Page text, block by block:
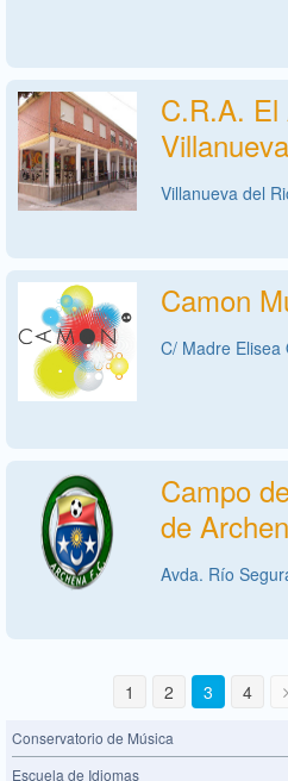
C.R.A.
Villanueva del
Camon
C/ Madre Elisea
Campo
de
Avda. Río
1 2 3 4
Conservatorio de Música
Escuela de Idiomas